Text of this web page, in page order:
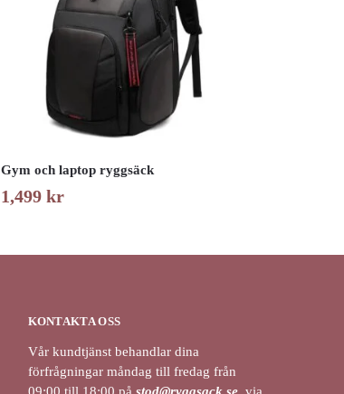
Gym och laptop ryggsäck
1,499kr
KONTAKTA OSS
Vår kundtjänst behandlar dina
förfrågningar måndag till fredag från